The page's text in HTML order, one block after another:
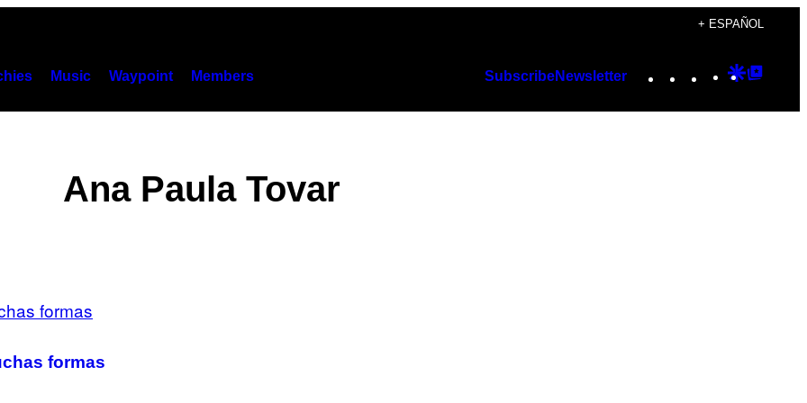
+ ESPAÑOL
Music Waypoint Members SubscribeNewsletter Instagram
TikTok
YouTube
Google
Ana Paula Tovar
formas